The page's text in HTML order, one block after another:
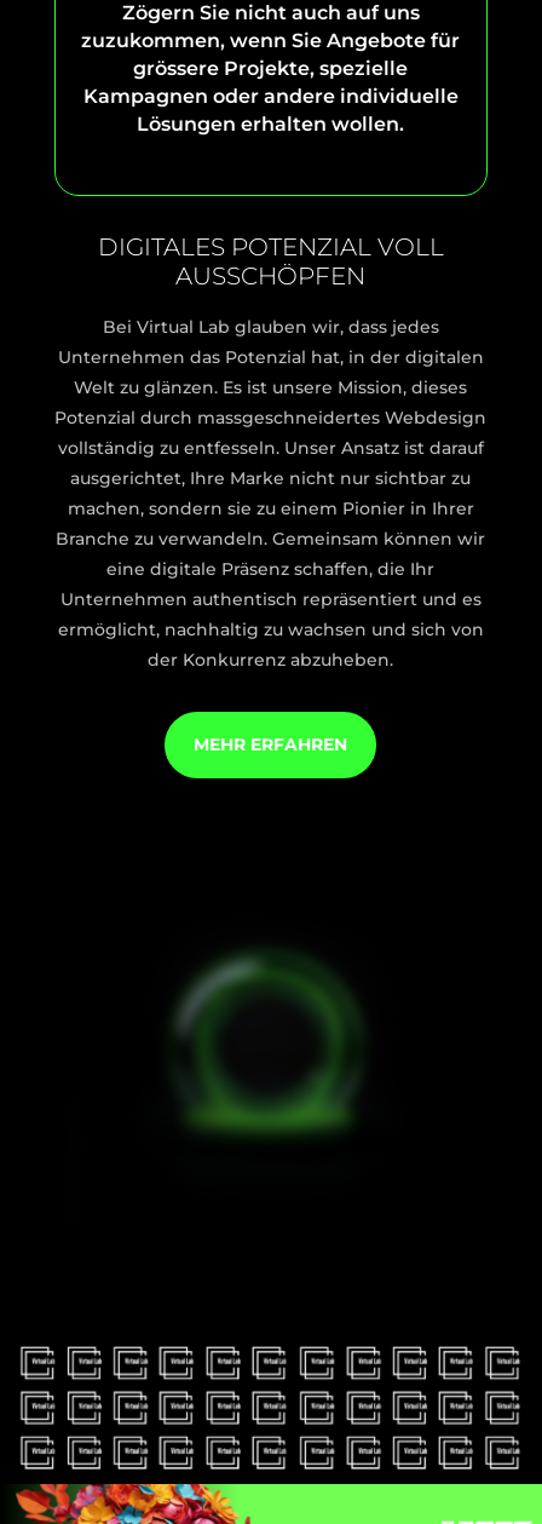
Zögern Sie nicht auch auf uns
zuzukommen, wenn Sie Angebote für
grössere Projekte, spezielle
Kampagnen oder andere individuelle
Lösungen erhalten wollen.
DIGITALES POTENZIAL VOLL
AUSSCHÖPFEN
Bei Virtual Lab glauben wir, dass jedes
Unternehmen das Potenzial hat, in der digitalen
Welt zu glänzen. Es ist unsere Mission, dieses
Potenzial durch massgeschneidertes Webdesign
vollständig zu entfesseln. Unser Ansatz ist darauf
ausgerichtet, Ihre Marke nicht nur sichtbar zu
machen, sondern sie zu einem Pionier in Ihrer
Branche zu verwandeln. Gemeinsam können wir
eine digitale Präsenz schaffen, die Ihr
Unternehmen authentisch repräsentiert und es
ermöglicht, nachhaltig zu wachsen und sich von
der Konkurrenz abzuheben.
MEHR ERFAHREN